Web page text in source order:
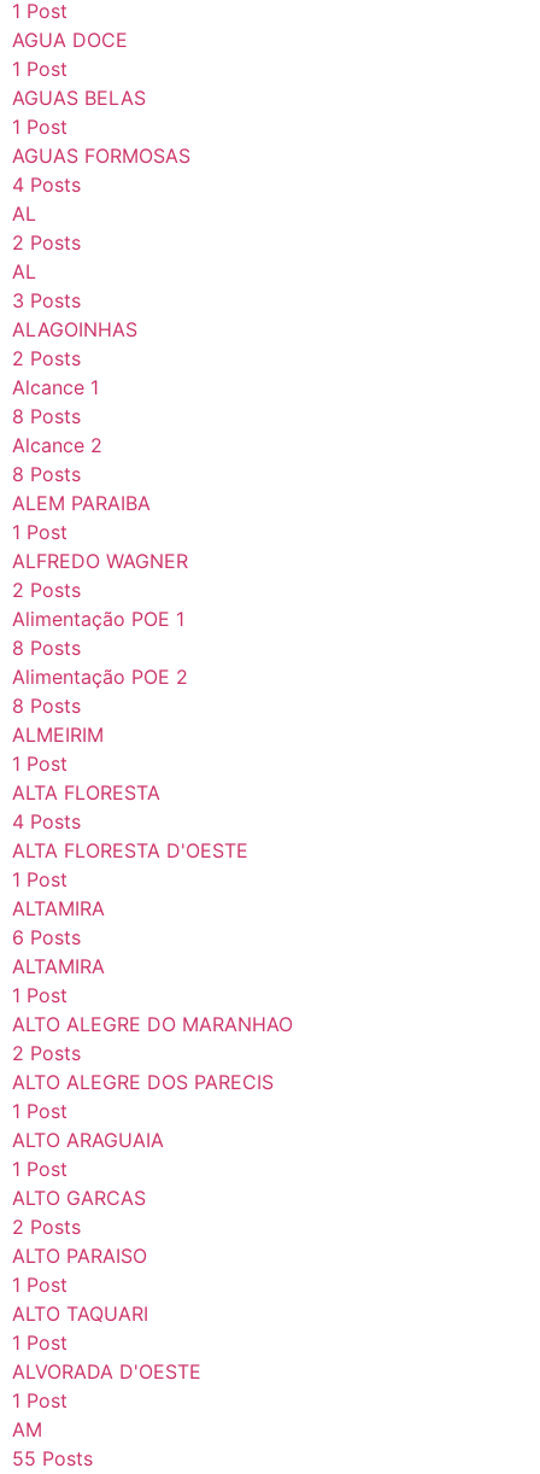
1 Post
AGUA DOCE
1 Post
AGUAS BELAS
1 Post
AGUAS FORMOSAS
4 Posts
AL
2 Posts
AL
3 Posts
ALAGOINHAS
2 Posts
Alcance 1
8 Posts
Alcance 2
8 Posts
ALEM PARAIBA
1 Post
ALFREDO WAGNER
2 Posts
Alimentação POE 1
8 Posts
Alimentação POE 2
8 Posts
ALMEIRIM
1 Post
ALTA FLORESTA
4 Posts
ALTA FLORESTA D'OESTE
1 Post
ALTAMIRA
6 Posts
ALTAMIRA
1 Post
ALTO ALEGRE DO MARANHAO
2 Posts
ALTO ALEGRE DOS PARECIS
1 Post
ALTO ARAGUAIA
1 Post
ALTO GARCAS
2 Posts
ALTO PARAISO
1 Post
ALTO TAQUARI
1 Post
ALVORADA D'OESTE
1 Post
AM
55 Posts